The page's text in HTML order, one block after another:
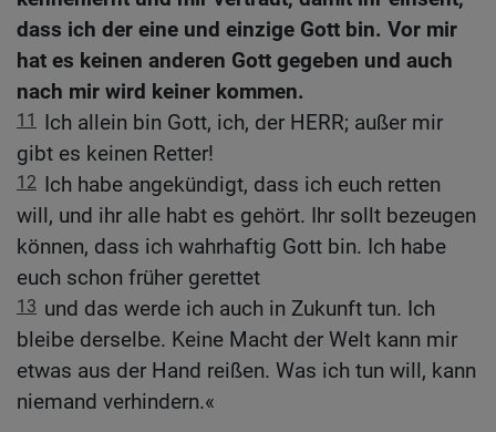
dass ich der eine und einzige Gott bin. Vor mir
hat es keinen anderen Gott gegeben und auch
nach mir wird keiner kommen.
11
Ich allein bin Gott, ich, der HERR; außer mir
gibt es keinen Retter!
12 Ich habe angekündigt, dass ich euch retten
will, und ihr alle habt es gehört. Ihr sollt bezeugen
können, dass ich wahrhaftig Gott bin. Ich habe
euch schon früher gerettet
13 und das werde ich auch in Zukunft tun. Ich
bleibe derselbe. Keine Macht der Welt kann mir
etwas aus der Hand reißen. Was ich tun will, kann
niemand verhindern.«